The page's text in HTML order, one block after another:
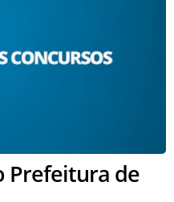
Prefeitura de